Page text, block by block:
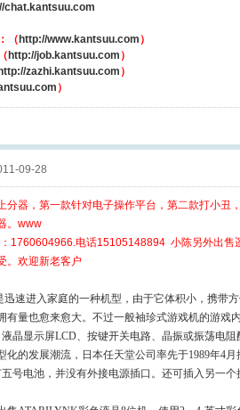
chat.kantsuu.com
（ http://www.kantsuu.com ）
http://job.kantsuu.com ）
http://zazhi.kantsuu.com ）
）
09-28
分器，第一款针对电子操作平台，第二款打小
。www
1760604966.电话15105148894 小陈另外出售
。欢迎新老客户
速进入家庭的一种机型，由于它体积小，携带
有量也愈来愈大。不过一般袖珍式游戏机的游戏
液晶显示屏LCD、按键开关电路、晶振或振荡电阻
的发展潮流，日本任天堂公司率先于1989年4月
号电池，并没有外接电源插口。还可插入另一